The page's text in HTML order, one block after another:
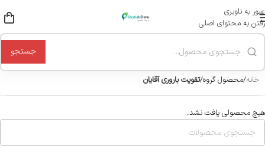
عبور به ناوبری
رفتن به محتوای اصلی
جستجو
خانه/محصول گروه/تقویت باروری آقایان
هیچ محصولی یافت نشد.